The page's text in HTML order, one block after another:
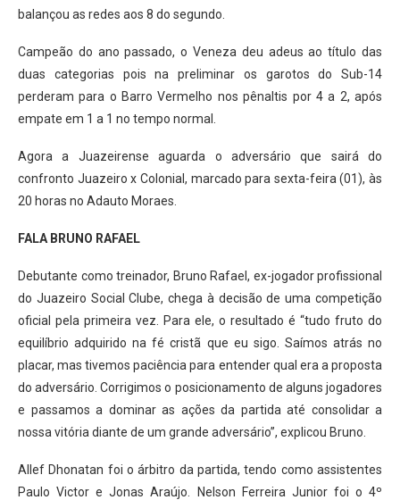
balançou as redes aos 8 do segundo.
Campeão do ano passado, o Veneza deu adeus ao título das
duas categorias pois na preliminar os garotos do Sub-14
perderam para o Barro Vermelho nos pênaltis por 4 a 2, após
empate em 1 a 1 no tempo normal.
Agora a Juazeirense aguarda o adversário que sairá do
confronto Juazeiro x Colonial, marcado para sexta-feira (01), às
20 horas no Adauto Moraes.
FALA BRUNO RAFAEL
Debutante como treinador, Bruno Rafael, ex-jogador profissional
do Juazeiro Social Clube, chega à decisão de uma competição
oficial pela primeira vez. Para ele, o resultado é “tudo fruto do
equilíbrio adquirido na fé cristã que eu sigo. Saímos atrás no
placar, mas tivemos paciência para entender qual era a proposta
do adversário. Corrigimos o posicionamento de alguns jogadores
e passamos a dominar as ações da partida até consolidar a
nossa vitória diante de um grande adversário”, explicou Bruno.
Allef Dhonatan foi o árbitro da partida, tendo como assistentes
Paulo Victor e Jonas Araújo. Nelson Ferreira Junior foi o 4º